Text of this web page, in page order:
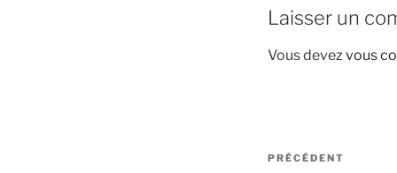
Laisser un
Vous devezvous
Navigation
Article
PRÉCÉDENT